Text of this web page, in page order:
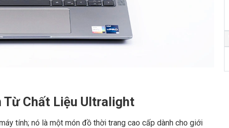
Từ Chất Liệu Ultralight
tính; nó là một món đồ thời trang cao cấp dành cho giới